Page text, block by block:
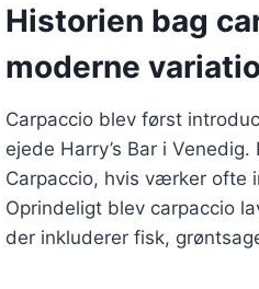
Historien bag
moderne
Carpaccio blev først
ejede Harry’s Bar i
Carpaccio, hvis værker ofte
Oprindeligt blev carpaccio
der inkluderer fisk,